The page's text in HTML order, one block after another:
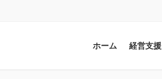
ホーム 経営支援